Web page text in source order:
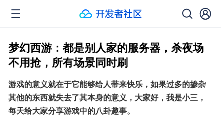
梦幻西游：都是别人家的服务器，杀夜场
不用抢，所有场景同时刷
游戏的意义就在于它能够给人带来快乐，如果过多的掺杂
其他的东西就失去了其本身的意义，大家好，我是小三，
每天给大家分享游戏中的八卦趣事。